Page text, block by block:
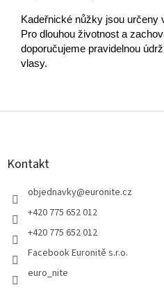
Kadeřnické nůžky jsou určeny
Pro dlouhou životnost a
doporučujeme pravidelnou
vlasy.
Z
Kontakt
objednavky@euronite.cz
+420 775 652 012
+420 775 652 012
Facebook Euronitě s.r.o.
euro_nite